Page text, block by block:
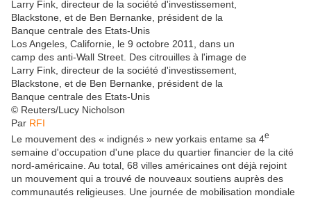
Los Angeles, Californie, le 9 octobre 2011, dans un
camp des anti-Wall Street. Des citrouilles à l'image de
Larry Fink, directeur de la société d'investissement,
Blackstone, et de Ben Bernanke, président de la
Banque centrale des Etats-Unis
© Reuters/Lucy Nicholson
Par RFI
Le mouvement des « indignés » new yorkais entame sa 4e
semaine d'occupation d'une place du quartier financier de la cité
nord-américaine. Au total, 68 villes américaines ont déjà rejoint
un mouvement qui a trouvé de nouveaux soutiens auprès des
communautés religieuses. Une journée de mobilisation mondiale